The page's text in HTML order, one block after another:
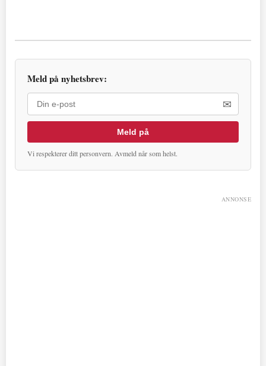
Meld på nyhetsbrev:
✉
Meld på
Vi respekterer ditt personvern. Avmeld når som helst.
ANNONSE